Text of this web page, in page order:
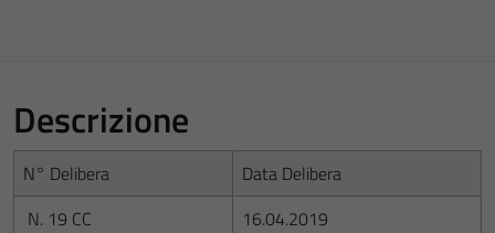
Descrizione
N° Delibera
Data Delibera
N. 19 CC
16.04.2019